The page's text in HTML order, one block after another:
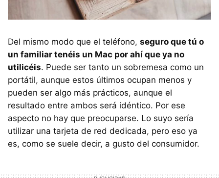
Del mismo modo que el teléfono, seguro que tú o
un familiar tenéis un Mac por ahí que ya no
utilicéis. Puede ser tanto un sobremesa como un
portátil, aunque estos últimos ocupan menos y
pueden ser algo más prácticos, aunque el
resultado entre ambos será idéntico. Por ese
aspecto no hay que preocuparse. Lo suyo sería
utilizar una tarjeta de red dedicada, pero eso ya
es, como se suele decir, a gusto del consumidor.